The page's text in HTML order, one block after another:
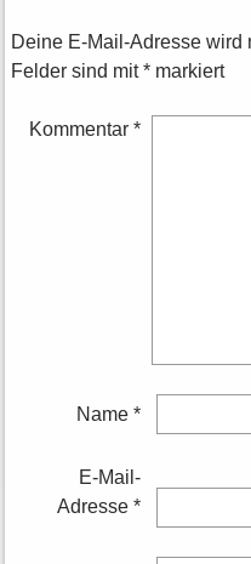
Deine E-Mail-Adresse wird
Felder sind mit*markiert
Kommentar*
Name*
E-Mail-
Adresse*